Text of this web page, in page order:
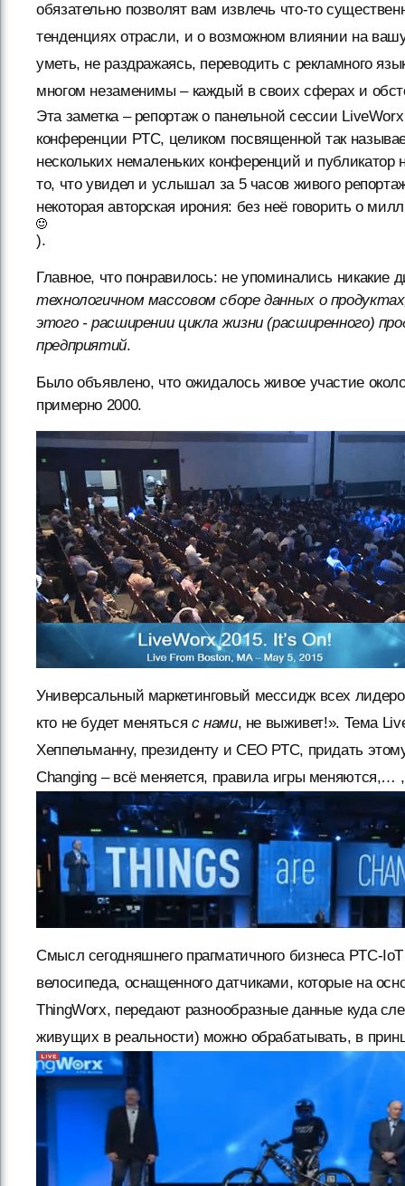
обязательно позволят вам извлечь что-то
тенденциях отрасли, и о возможном влиянии на
уметь, не раздражаясь, переводить с рекламного
многом незаменимы – каждый в своих сферах и
Эта заметка – репортаж о панельной сессии
конференции PTC, целиком посвященной так
нескольких немаленьких конференций и
то, что увидел и услышал за 5 часов живого
некоторая авторская ирония: без неё говорить о
).
Главное, что понравилось: не упоминались никакие
технологичном массовом сборе данных о
этого - расширении цикла жизни (расширенного)
предприятий.
Было объявлено, что ожидалось живое участие
примерно 2000.
Универсальный маркетинговый мессидж всех
кто не будет меняться с нами, не выживет!». Тема
Хеппельманну, президенту и CEO РТС, придать
Changing – всё меняется, правила игры
Смысл сегодняшнего прагматичного бизнеса PTC-
велосипеда, оснащенного датчиками, которые на
ThingWorx, передают разнообразные данные куда
живущих в реальности) можно обрабатывать, в